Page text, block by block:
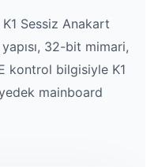
Sessiz Anakart
32-bit mimari,
kontrol bilgisiyle K1
mainboard